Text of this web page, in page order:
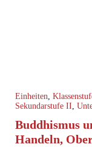
Einheiten,
Sekundarstufe II,
Buddhismus
Handeln,